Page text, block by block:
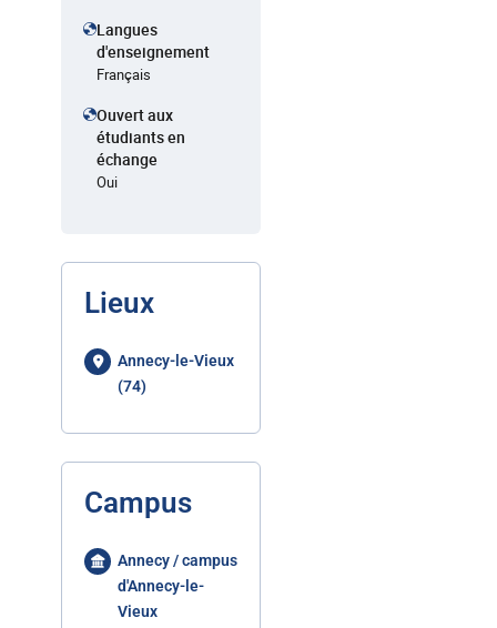
Langues
d'enseignement
Français
Ouvert aux
étudiants en
échange
Oui
Lieux
Annecy-le-Vieux
(74)
Campus
Annecy / campus
d'Annecy-le-
Vieux